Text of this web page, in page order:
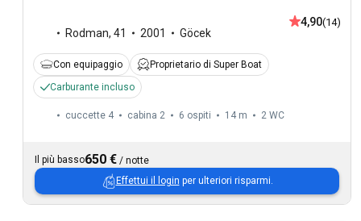
Rodman, 41 2001 Göcek
4,90(14)
Con equipaggio
Proprietario di Super Boat
Carburante incluso
cuccette 4 cabina 2 6 ospiti 14 m 2 WC
Il più basso650 € / notte
Effettui il login per ulteriori risparmi.